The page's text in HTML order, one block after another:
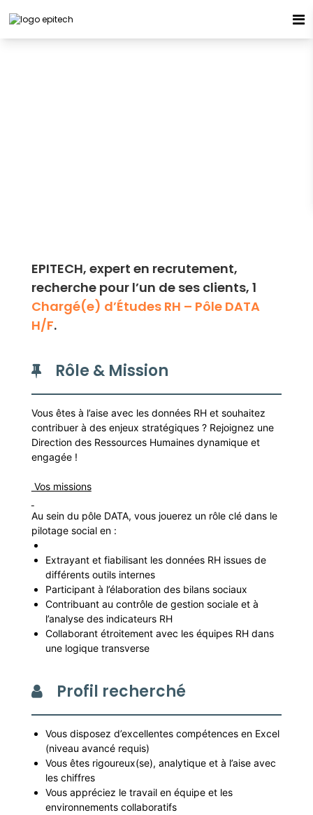
EPITECH, expert en recrutement,
recherche pour l’un de ses clients, 1
Chargé(e) d’Études RH – Pôle DATA
H/F.
Rôle & Mission
Vous êtes à l’aise avec les données RH et souhaitez
contribuer à des enjeux stratégiques ? Rejoignez une
Direction des Ressources Humaines dynamique et
engagée !
Vos missions
Au sein du pôle DATA, vous jouerez un rôle clé dans le
pilotage social en :
Extrayant et fiabilisant les données RH issues de
différents outils internes
Participant à l’élaboration des bilans sociaux
Contribuant au contrôle de gestion sociale et à
l’analyse des indicateurs RH
Collaborant étroitement avec les équipes RH dans
une logique transverse
Profil recherché
Vous disposez d’excellentes compétences en Excel
(niveau avancé requis)
Vous êtes rigoureux(se), analytique et à l’aise avec
les chiffres
Vous appréciez le travail en équipe et les
environnements collaboratifs